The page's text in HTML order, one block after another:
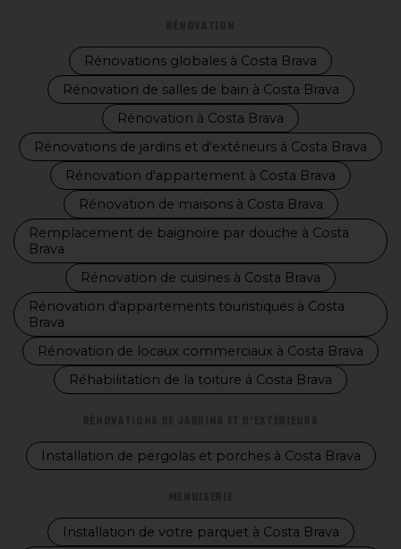
Rénovations globales à Costa Brava
Rénovation de salles de bain à Costa Brava
Rénovation à Costa Brava
Rénovations de jardins et d'extérieurs à Costa Brava
Rénovation d'appartement à Costa Brava
Rénovation de maisons à Costa Brava
Remplacement de baignoire par douche à Costa
Brava
Rénovation de cuisines à Costa Brava
Rénovation d'appartements touristiques à Costa
Brava
Rénovation de locaux commerciaux à Costa Brava
Réhabilitation de la toiture à Costa Brava
Installation de pergolas et porches à Costa Brava
Installation de votre parquet à Costa Brava